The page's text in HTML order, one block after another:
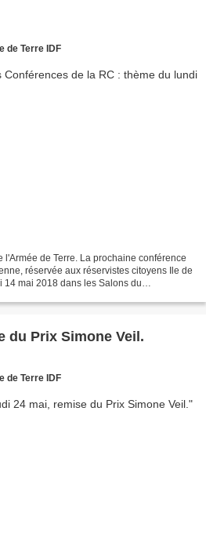
de Terre IDF
l'Armée de Terre. La prochaine conférence
réservée aux réservistes citoyens Ile de
14 mai 2018 dans les Salons du
du Prix Simone Veil.
de Terre IDF